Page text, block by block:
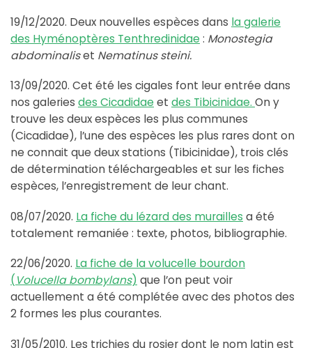
19/12/2020. Deux nouvelles espèces dans la galerie
des Hyménoptères Tenthredinidae : Monostegia
abdominaliset Nematinus steini.
13/09/2020. Cet été les cigales font leur entrée dans
nos galeries des Cicadidae et des Tibicinidae. On y
trouve les deux espèces les plus communes
(Cicadidae), l’une des espèces les plus rares dont on
ne connait que deux stations (Tibicinidae), trois clés
de détermination téléchargeables et sur les fiches
espèces, l’enregistrement de leur chant.
08/07/2020. La fiche du lézard des murailles a été
totalement remaniée : texte, photos, bibliographie.
22/06/2020. La fiche de la volucelle bourdon
( Volucella bombylans) que l’on peut voir
actuellement a été complétée avec des photos des
2 formes les plus courantes.
31/05/2010. Les trichies du rosier dont le nom latin est